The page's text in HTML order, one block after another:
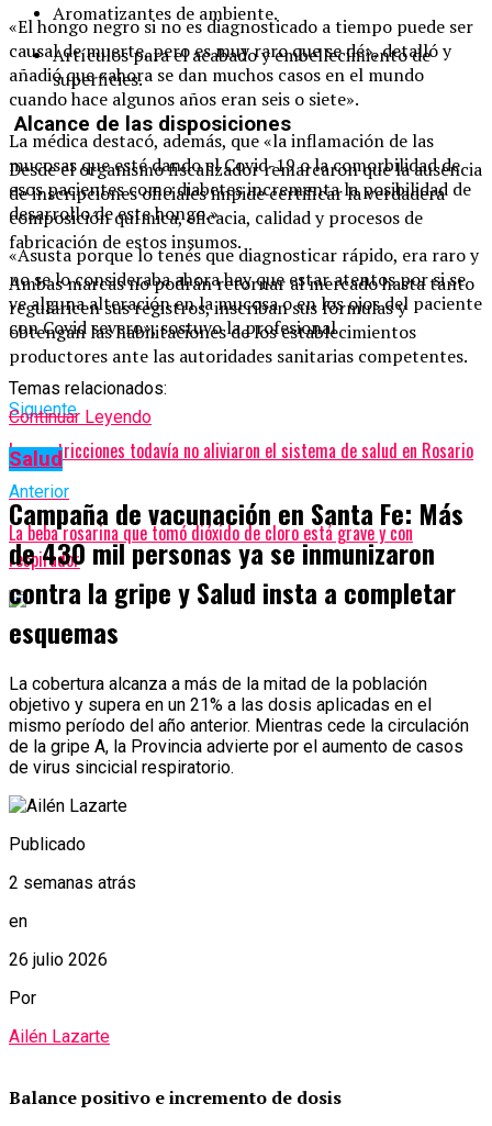
«El hongo negro si no es diagnosticado a tiempo puede ser
causal de muerte, pero es muy raro que se dé», detalló y
añadió que «ahora se dan muchos casos en el mundo
cuando hace algunos años eran seis o siete».
La médica destacó, además, que «la inflamación de las
mucosas que esté dando el Covid-19 o la comorbilidad de
esos pacientes como diabetes incrementa la posibilidad de
desarrollo de este hongo.»
«Asusta porque lo tenés que diagnosticar rápido, era raro y
no se lo consideraba ahora hay que estar atentos por si se
ve alguna alteración en la mucosa o en los ojos del paciente
con Covid severo», sostuvo la profesional
Temas relacionados:
Siguente
Las restricciones todavía no aliviaron el sistema de salud en Rosario
Anterior
La beba rosarina que tomó dióxido de cloro está grave y con
respirador
Aromatizantes de ambiente.
Artículos para el acabado y embellecimiento de
superficies.
Alcance de las disposiciones
Desde el organismo fiscalizador remarcaron que la ausencia
de inscripciones oficiales impide certificar la verdadera
composición química, eficacia, calidad y procesos de
fabricación de estos insumos.
Ambas marcas no podrán retornar al mercado hasta tanto
regularicen sus registros, inscriban sus fórmulas y
obtengan las habilitaciones de los establecimientos
productores ante las autoridades sanitarias competentes.
Continuar Leyendo
Salud
Campaña de vacunación en Santa Fe: Más
de 430 mil personas ya se inmunizaron
contra la gripe y Salud insta a completar
esquemas
La cobertura alcanza a más de la mitad de la población
objetivo y supera en un 21% a las dosis aplicadas en el
mismo período del año anterior. Mientras cede la circulación
de la gripe A, la Provincia advierte por el aumento de casos
de virus sincicial respiratorio.
Publicado
2 semanas atrás
en
26 julio 2026
Por
Ailén Lazarte
Balance positivo e incremento de dosis